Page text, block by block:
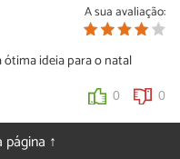
TudoReceitas pode sim!
0
A sua avaliação:
ideia para o natal
0 0
↑